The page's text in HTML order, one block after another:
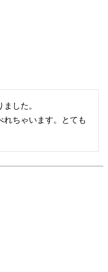
した。
れちゃいます。とても